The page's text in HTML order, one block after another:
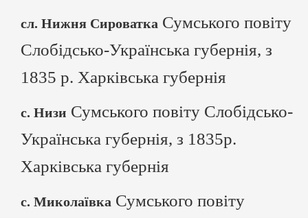
сл. Нижня Сироватка Сумського повіту
Слобідсько-Українська губернія, з
1835 р. Харківська губернія
с. Низи Сумського повіту Слобідсько-
Українська губернія, з 1835р.
Харківська губернія
с. Миколаївка Сумського повіту